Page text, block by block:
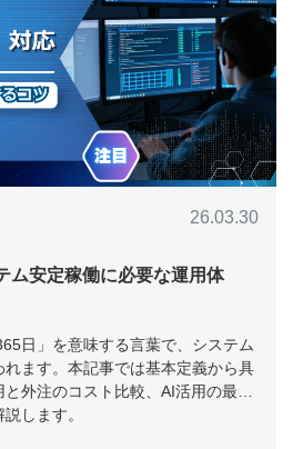
26.03.30
ム安定稼働に必要な運用体
日」を意味する言葉で、システム
ます。本記事では基本定義から具
外注のコスト比較、AI活用の最新
します。